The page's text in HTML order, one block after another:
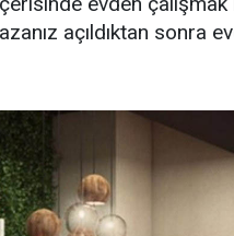
açıldıktan sonra